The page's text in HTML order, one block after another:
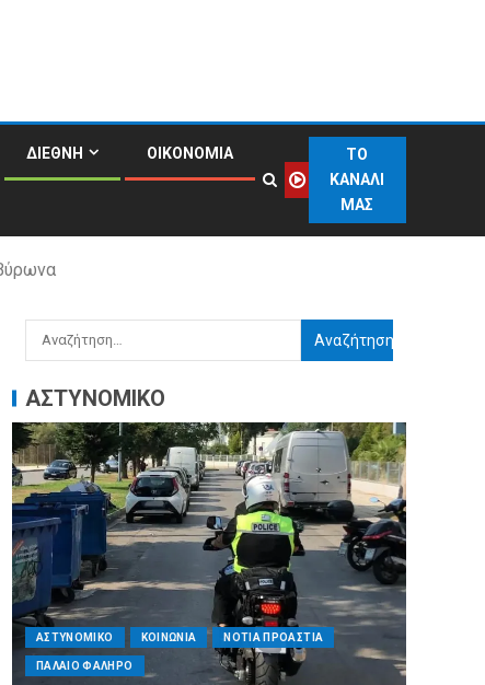
ΔΙΕΘΝΗ ΟΙΚΟΝΟΜΙΑ
ΤΟ
ΚΑΝΑΛΙ
ΜΑΣ
ΑΣΤΥΝΟΜΙΚΟ
ΑΣΤΥΝΟΜΙΚΟ ΚΟΙΝΩΝΙΑ ΝΟΤΙΑ ΠΡΟΑΣΤΙΑ
ΠΑΛΑΙΟ ΦΑΛΗΡΟ